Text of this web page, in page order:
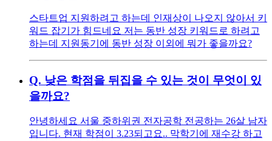
스타트업 지원하려고 하는데 인재상이 나오지 않아서 키
워드 잡기가 힘드네요 저는 동반 성장 키워드로 하려고
하는데 지원동기에 동반 성장 이외에 뭐가 좋을까요?
Q. 낮은 학점을 뒤집을 수 있는 것이 무엇이 있
을까요?
안녕하세요 서울 중하위권 전자공학 전공하는 26살 남자
입니다. 현재 학점이 3.23되고요.. 막학기에 재수강 하고